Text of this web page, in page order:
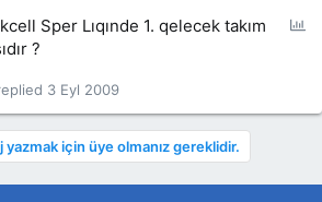
Sper Lıqınde 1. qelecek takım
?
3 Eyl 2009
yazmak için üye olmanız gereklidir.